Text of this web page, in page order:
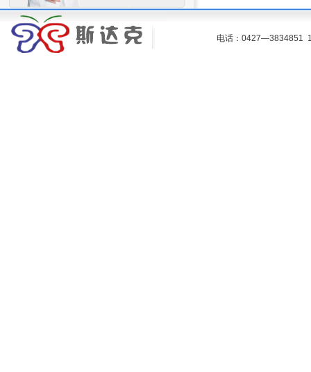
电话：0427—3834851